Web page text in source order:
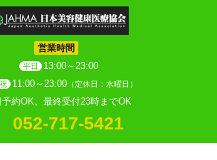
営業時間
平日 13:00～23:00
11:00～23:00 （定休日：水曜日）
予約OK。最終受付23時までOK
052-717-5421